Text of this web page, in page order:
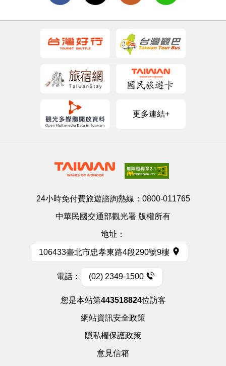
更多連結+
24小時免付費旅遊諮詢熱線： 0800-011765
中華民國交通部觀光署 版權所有
地址：
106433臺北市忠孝東路4段290號9樓
電話： (02) 2349-1500
您是本站第443518824位訪客
網站資訊安全政策
隱私權保護政策
意見信箱